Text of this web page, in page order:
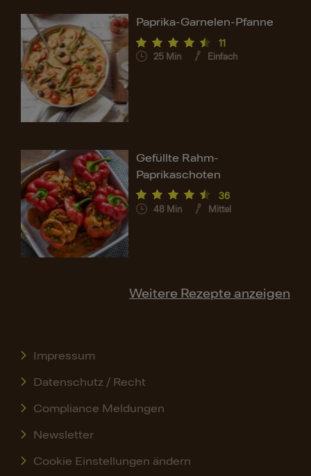
Paprika-Garnelen-Pfanne
11
25 Min Einfach
Gefüllte Rahm-
Paprikaschoten
36
48 Min Mittel
Weitere Rezepte anzeigen
Impressum
Datenschutz / Recht
Compliance Meldungen
Newsletter
Cookie Einstellungen ändern